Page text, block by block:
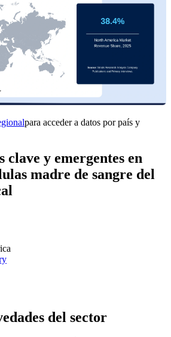
para acceder a datos por país y
clave y emergentes en
madre de sangre del
del sector